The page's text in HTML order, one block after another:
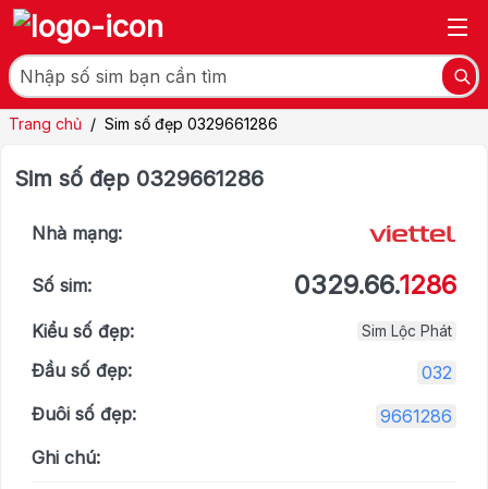
Trang chủ / Sim số đẹp 0329661286
Sim số đẹp 0329661286
Nhà mạng:
Số sim: 0329.66.1286
Kiểu số đẹp: Sim Lộc Phát
Đầu số đẹp:
032
Đuôi số đẹp:
9661286
Ghi chú: